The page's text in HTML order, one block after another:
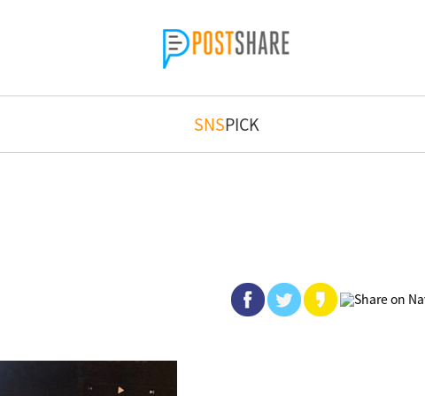
SNSPICK